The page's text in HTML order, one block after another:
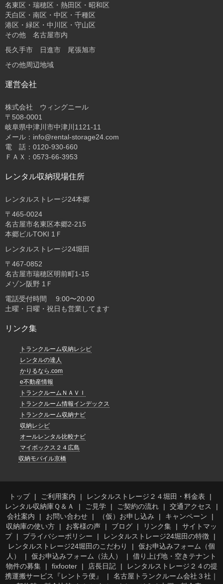
名東区・瑞穂区・熱田区・昭和区
天白区・南区・中区・千種区
港区・緑区・中川区・守山区
その他 名古屋市内
長久手市 日進市 尾張旭市
その他周辺地域
運営会社
株式会社 ウィングニール
〒508-0001
岐阜県中津川市中津川1121-11
メール：info@rental-storage24.com
電 話：0120-930-660
ＦＡＸ：0573-66-3953
レンタル収納現場住所
レンタルストレージ24本郷
〒465-0024
名古屋市名東区本郷2-215
本郷ビルTOKI 1Ｆ
レンタルストレージ24堀田
〒467-0852
名古屋市瑞穂区明前町1-15
メゾン阪野 1Ｆ
電話受付時間 9:00〜20:00
土曜・日曜・祝日も営業してます
リンク集
トランクルーム収納レシピ
レンタルの達人
かりるなら.com
e不動産情報
トランクルームＮＡＶＩ
トランクルーム情報インデックス
トランクルーム収納ナビ
収納レシピ
オールレンタル比較ナビ
マイボックス２４広島
収納モバイル京橋
トップ ご利用案内
レンタルストレージ２４堀田・料金表
レンタル収納庫Ｑ＆Ａ
ご見学 ご契約の流れ
交通アクセス
会社案内
お問い合わせ （仮）お申し込み
キャンペーン
収納庫の使い方
お客様の声 ブログ リンク集
サイトマッ
プ
プライバシーポリシー
レンタルストレージ24堀田の特徴
レンタルストレージ24堀田のこだわり
仮お申込みフォーム（個
人）
仮お申込みフォーム（法人）
借り上げ地・空きテナント
物件の募集
fixfooter 店長日記
レンタルストレージ２４の提
携運搬サービス『レントラ便』
名古屋トランクルーム会社３社｜